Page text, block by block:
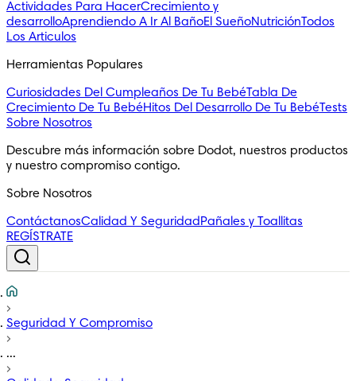
Actividades Para HacerCrecimiento y
desarrolloAprendiendo A Ir Al BañoEl SueñoNutriciónTodos
Los Articulos
Herramientas Populares
Curiosidades Del Cumpleaños De Tu BebéTabla De
Crecimiento De Tu BebéHitos Del Desarrollo De Tu BebéTests
Sobre Nosotros
Descubre más información sobre Dodot, nuestros productos
y nuestro compromiso contigo.
Sobre Nosotros
ContáctanosCalidad Y Seguridad Pañales y Toallitas
REGÍSTRATE
Seguridad Y Compromiso
...